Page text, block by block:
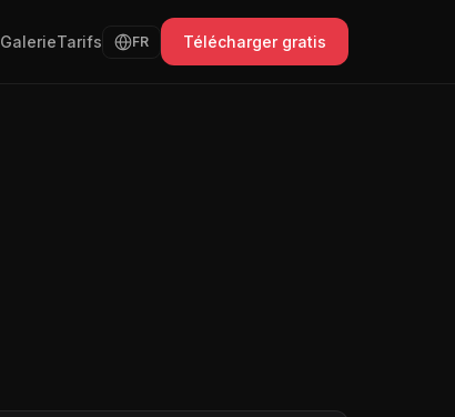
GalerieTarifs FR Télécharger gratis